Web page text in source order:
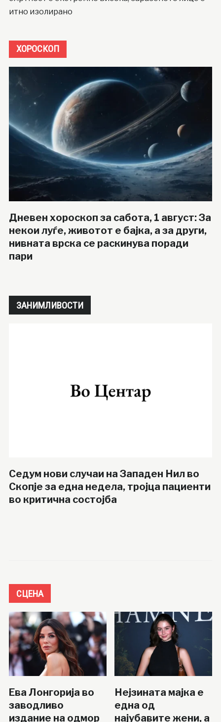
итно изолирано
ХОРОСКОП
Дневен хороскоп за сабота, 1 август: За
некои луѓе, животот е бајка, а за други,
нивната врска се раскинува поради
пари
ЗАНИМЛИВОСТИ
Седум нови случаи на Западен Нил во
Скопје за една недела, тројца пациенти
во критична состојба
СЦЕНА
Ева Лонгорија во
заводливо
издание на одмор
Нејзината мајка е
една од
најубавите жени, а